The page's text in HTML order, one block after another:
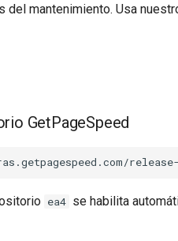
del mantenimiento. Usa
GetPageSpeed
ea4 se habilita